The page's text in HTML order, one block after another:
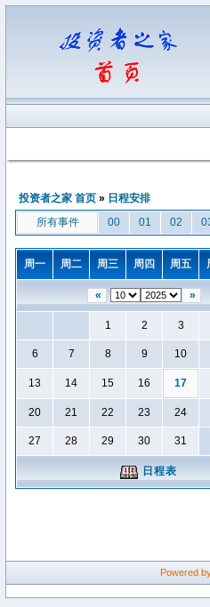
投资者之家 首页 » 日程安排
所有事件
00 01 02
周一 周二 周三 周四 周五
« »
1 2 3
6 7 8 9 10
13 14 15 16 17
20 21 22 23 24
27 28 29 30 31
日程表
Powered